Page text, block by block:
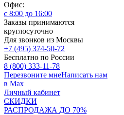
Офис:
с 8:00 до 16:00
Заказы принимаются
круглосуточно
Для звонков из Москвы
+7 (495) 374-50-72
Бесплатно по России
8 (800) 333-11-78
Перезвоните мнеНаписать нам
в Max
Личный кабинет
СКИДКИ
РАСПРОДАЖА ДО 70%